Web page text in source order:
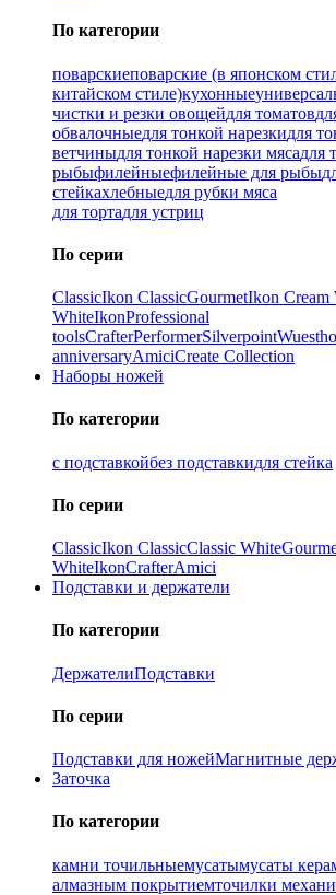
По категории
поварскиеповарские (в японском
китайском стиле)кухонные
чистки и резки овощейдля томатов
обвалочныедля тонкой нарезкидля
ветчиныдля тонкой нарезки мясадля
рыбыфилейныефилейные для рыбы
стейкахлебныедля рубки мяса
для тортадля устриц
По серии
ClassicIkon ClassiсGourmetIkon Cream
WhiteIkonProfessional
toolsCrafterPerformerSilverpoint
anniversaryAmiciCreate Collection
Наборы ножей
По категории
с подставкойбез подставкидля стейка
По серии
ClassicIkon ClassiсClassic White
WhiteIkonCrafterAmici
Подставки и держатели
По категории
ДержателиПодставки
По серии
Подставки для ножейМагнитные
Заточка
По категории
камни точильныемусатымусаты
алмазным покрытиемточилки